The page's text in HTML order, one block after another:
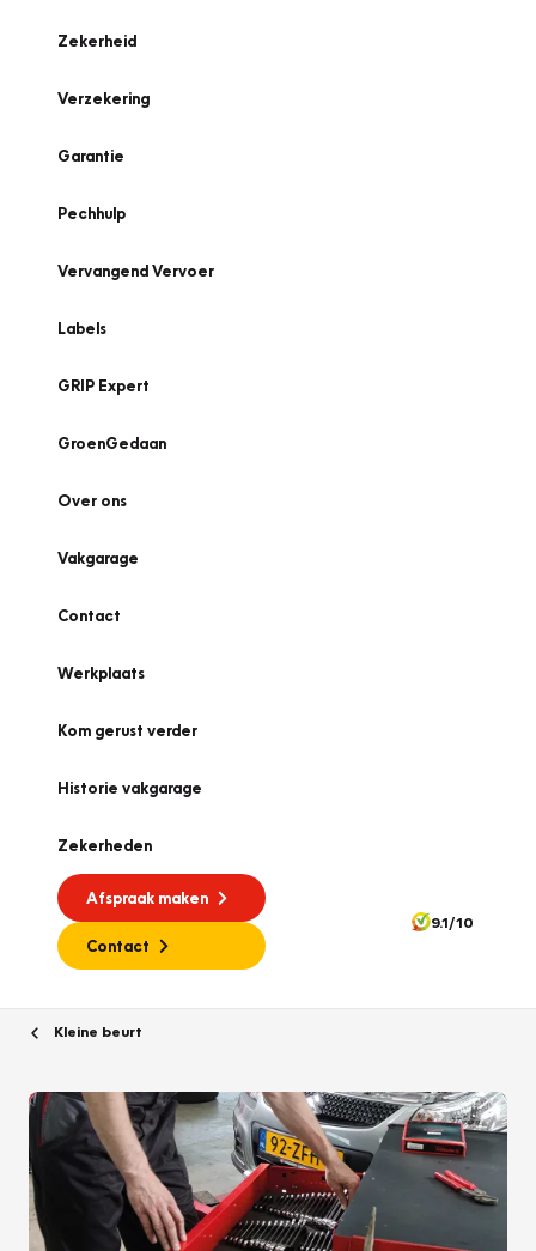
Zekerheid
Verzekering
Garantie
Pechhulp
Vervangend Vervoer
Labels
GRIP Expert
GroenGedaan
Over ons
Vakgarage
Contact
Werkplaats
Kom gerust verder
Historie vakgarage
Zekerheden
Afspraak maken
Contact
9.1/10
Kleine beurt